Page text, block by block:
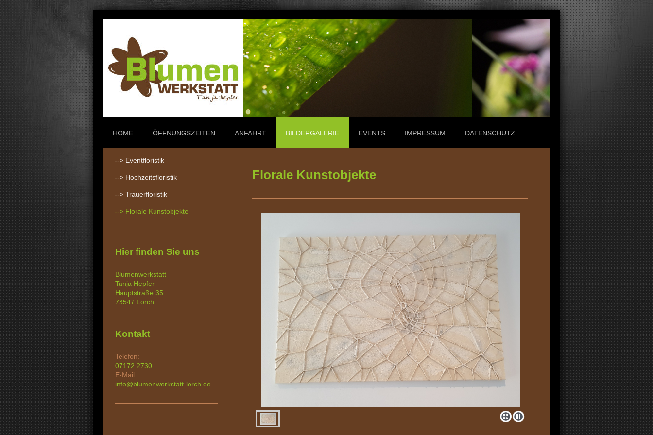
HOME ÖFFNUNGSZEITEN ANFAHRT BILDERGALERIE EVENTS IMPRESSUM DATENSCHUTZ
Florale Kunstobjekte
--> Eventfloristik
--> Hochzeitsfloristik
--> Trauerfloristik
--> Florale Kunstobjekte
Hier finden Sie uns
Blumenwerkstatt
Tanja Hepfer
Hauptstraße 35
73547 Lorch
Kontakt
Telefon:
07172 2730
E-Mail:
info@blumenwerkstatt-lorch.de